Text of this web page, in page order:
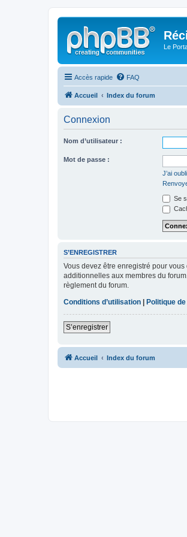
Le
Accès rapide FAQ
Accueil Index du forum
Connexion
Nom d’utilisateur :
Mot de passe :
J’ai
Se
S’ENREGISTRER
Vous devez être enregistré pour
additionnelles aux membres du
règlement du forum.
Conditions d’utilisation
Politique
S’enregistrer
Accueil Index du forum